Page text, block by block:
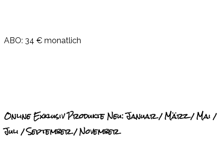
ABO: 34 € monatlich
Online Exklusiv Produkte Neu: Januar / März / Mai /
Juli / September / November